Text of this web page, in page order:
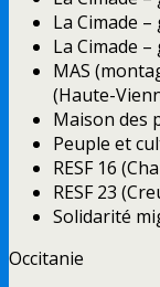
La Cimade
La Cimade
MAS
(Haute-
Maison des
Peuple et
RESF 16
RESF 23
Solidarité
Occitanie